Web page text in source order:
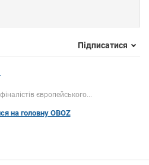
Підписатися
європейського...
на головну OBOZ